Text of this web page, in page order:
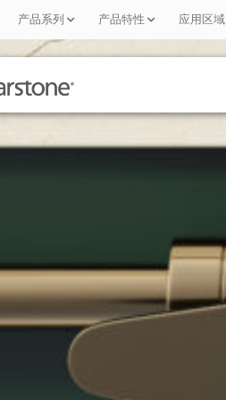
产品系列 产品特性 应用区域